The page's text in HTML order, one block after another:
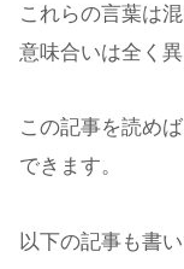
これらの言葉は
意味合いは全く異
この記事を読め
できます。
以下の記事も書